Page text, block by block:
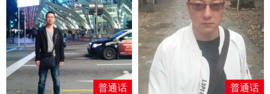
普通话
普通话